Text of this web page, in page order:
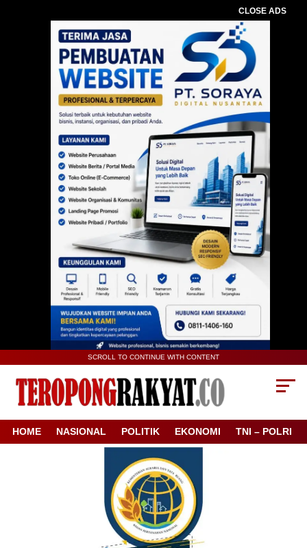
CLOSE ADS
SCROLL TO CONTINUE WITH CONTENT
HOME NASIONAL POLITIK EKONOMI TNI – POLRI